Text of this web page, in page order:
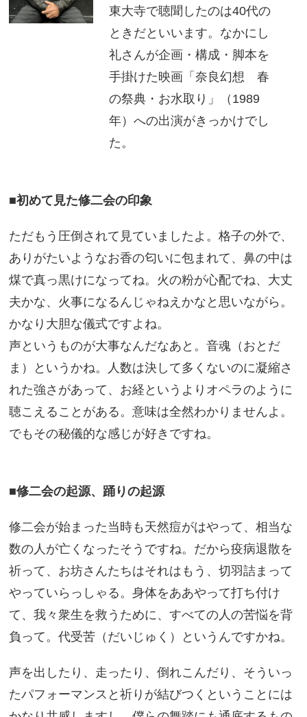
東大寺で聴聞したのは40代の
ときだといいます。なかにし
礼さんが企画・構成・脚本を
手掛けた映画「奈良幻想 春
の祭典・お水取り」（1989
年）への出演がきっかけでし
た。
■初めて見た修二会の印象
ただもう圧倒されて見ていましたよ。格子の外で、
ありがたいようなお香の匂いに包まれて、鼻の中は
煤で真っ黒けになってね。火の粉が心配でね、大丈
夫かな、火事になるんじゃねえかなと思いながら。
かなり大胆な儀式ですよね。
声というものが大事なんだなあと。音魂（おとだ
ま）というかね。人数は決して多くないのに凝縮さ
れた強さがあって、お経というよりオペラのように
聴こえることがある。意味は全然わかりませんよ。
でもその秘儀的な感じが好きですね。
■修二会の起源、踊りの起源
修二会が始まった当時も天然痘がはやって、相当な
数の人が亡くなったそうですね。だから疫病退散を
祈って、お坊さんたちはそれはもう、切羽詰まって
やっていらっしゃる。身体をああやって打ち付け
て、我々衆生を救うために、すべての人の苦悩を背
負って。代受苦（だいじゅく）というんですかね。
声を出したり、走ったり、倒れこんだり、そういっ
たパフォーマンスと祈りが結びつくということには